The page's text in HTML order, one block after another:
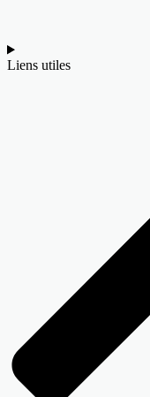
Liens utiles